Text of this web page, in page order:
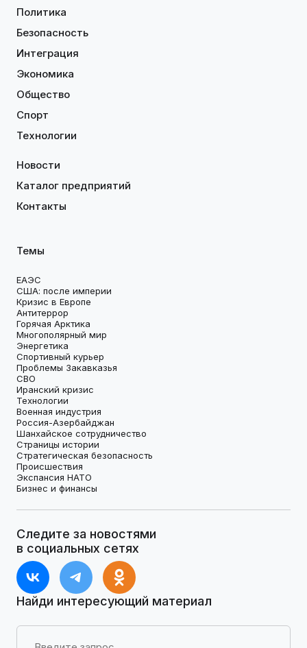
Политика
Безопасность
Интеграция
Экономика
Общество
Спорт
Технологии
Новости
Каталог предприятий
Контакты
Темы
ЕАЭС
США: после империи
Кризис в Европе
Антитеррор
Горячая Арктика
Многополярный мир
Энергетика
Спортивный курьер
Проблемы Закавказья
СВО
Иранский кризис
Технологии
Военная индустрия
Россия-Азербайджан
Шанхайское сотрудничество
Страницы истории
Стратегическая безопасность
Происшествия
Экспансия НАТО
Бизнес и финансы
Следите за новостями
в социальных сетях
Найди интересующий материал